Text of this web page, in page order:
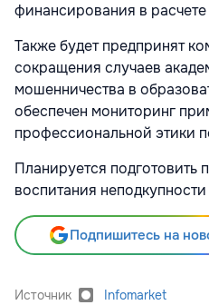
финансирования в расчете
Также будет предпринят
сокращения случаев
мошенничества в
обеспечен мониторинг
профессиональной этики
Планируется подготовить
воспитания
Подпишитесь на
Источник Infomarket